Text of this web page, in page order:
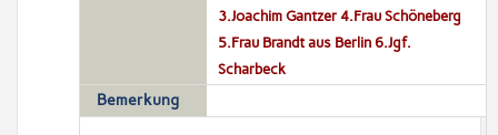
3.Joachim Gantzer 4.Frau Schöneberg
5.Frau Brandt aus Berlin 6.Jgf.
Scharbeck
Bemerkung